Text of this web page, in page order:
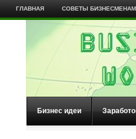
ГЛАВНАЯ СОВЕТЫ БИЗНЕСМЕНАМ
Бизнес идеи